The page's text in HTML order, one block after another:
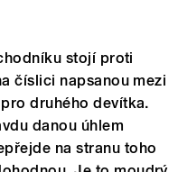
stojí proti
číslici napsanou mezi
druhého devítka.
danou úhlem
na stranu toho